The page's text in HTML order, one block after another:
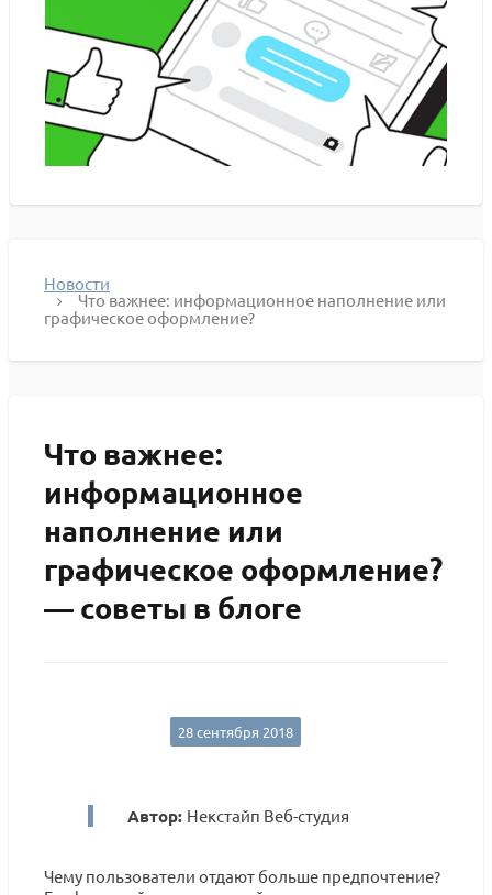
Новости
Что важнее: информационное наполнение или
графическое оформление?
Что важнее:
информационное
наполнение или
графическое оформление?
— советы в блоге
28 сентября 2018
Автор: Некстайп Веб-студия
Чему пользователи отдают больше предпочтение?